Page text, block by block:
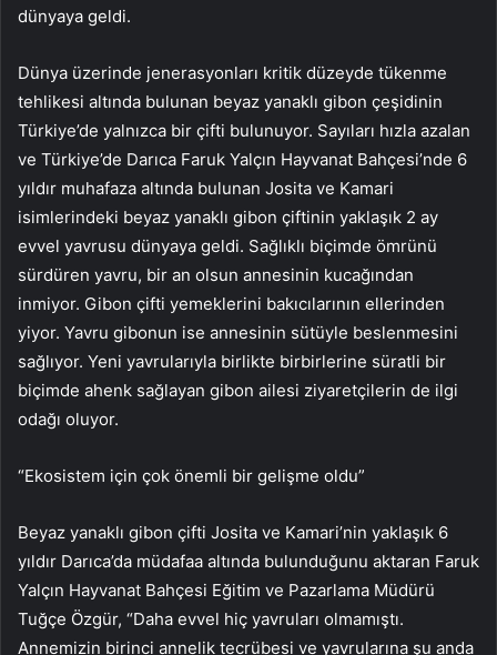
dünyaya geldi.
Dünya üzerinde jenerasyonları kritik düzeyde tükenme
tehlikesi altında bulunan beyaz yanaklı gibon çeşidinin
Türkiye’de yalnızca bir çifti bulunuyor. Sayıları hızla azalan
ve Türkiye’de Darıca Faruk Yalçın Hayvanat Bahçesi’nde 6
yıldır muhafaza altında bulunan Josita ve Kamari
isimlerindeki beyaz yanaklı gibon çiftinin yaklaşık 2 ay
evvel yavrusu dünyaya geldi. Sağlıklı biçimde ömrünü
sürdüren yavru, bir an olsun annesinin kucağından
inmiyor. Gibon çifti yemeklerini bakıcılarının ellerinden
yiyor. Yavru gibonun ise annesinin sütüyle beslenmesini
sağlıyor. Yeni yavrularıyla birlikte birbirlerine süratli bir
biçimde ahenk sağlayan gibon ailesi ziyaretçilerin de ilgi
odağı oluyor.
“Ekosistem için çok önemli bir gelişme oldu”
Beyaz yanaklı gibon çifti Josita ve Kamari’nin yaklaşık 6
yıldır Darıca’da müdafaa altında bulunduğunu aktaran Faruk
Yalçın Hayvanat Bahçesi Eğitim ve Pazarlama Müdürü
Tuğçe Özgür, “Daha evvel hiç yavruları olmamıştı.
Annemizin birinci annelik tecrübesi ve yavrularına şu anda